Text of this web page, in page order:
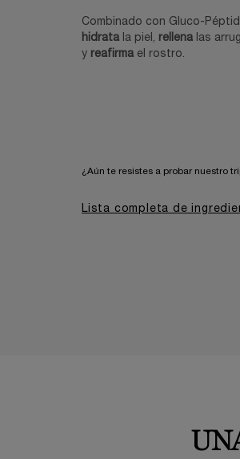
Combinado con Gluco-
hidrata la piel, rellena las
y reafirma el rostro.
¿Aún te resistes a probar nuestro
Lista completa de